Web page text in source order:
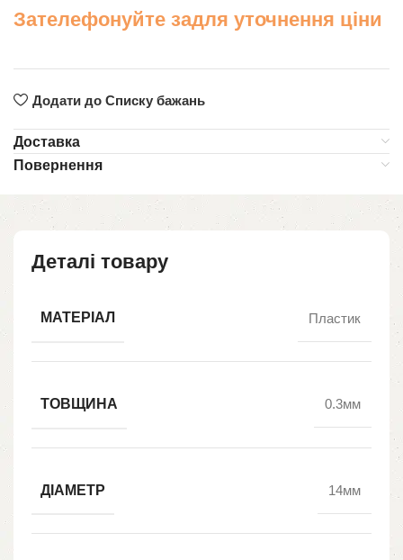
Зателефонуйте задля уточнення ціни
Додати до Списку бажань
Доставка
Повернення
Деталі товару
МАТЕРІАЛ Пластик
ТОВЩИНА 0.3мм
ДІАМЕТР 14мм